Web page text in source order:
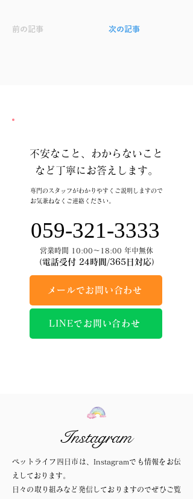
前の記事 次の記事
不安なこと、わからないこと
など丁寧にお答えします。
専門のスタッフがわかりやすくご説明しますので
お気兼ねなくご連絡ください。
059-321-3333
営業時間 10:00～18:00 年中無休
（電話受付 24時間/365日対応）
メールでお問い合わせ
LINEでお問い合わせ
Instagram
ペットライフ四日市は、Instagramでも情報をお伝
えしております。
日々の取り組みなど発信しておりますのでぜひご覧